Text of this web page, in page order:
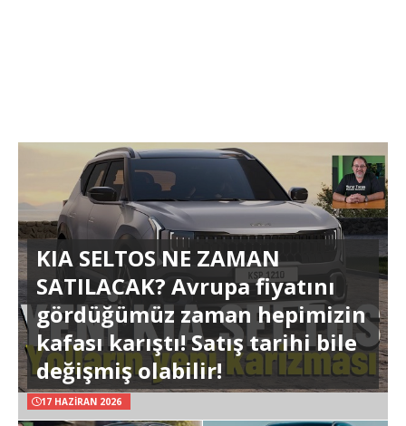
KIA SELTOS NE ZAMAN
SATILACAK? Avrupa fiyatını
gördüğümüz zaman hepimizin
kafası karıştı! Satış tarihi bile
değişmiş olabilir!
17 HAZIRAN 2026